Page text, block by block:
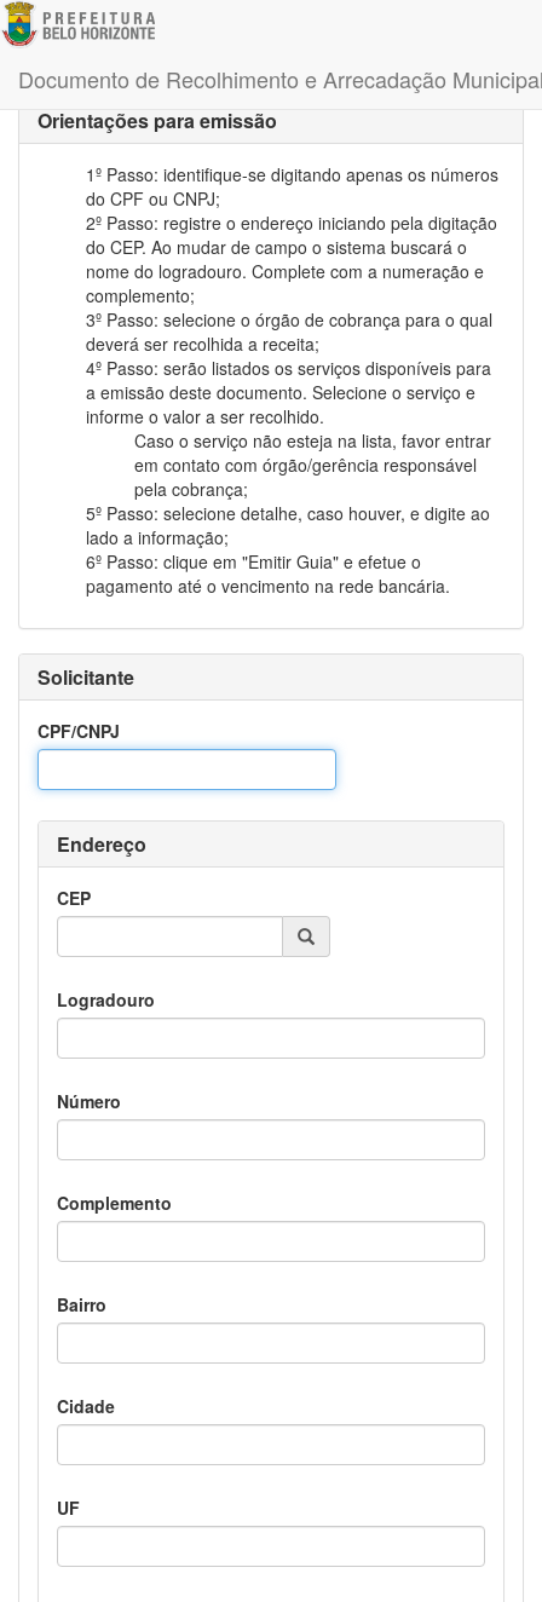
Documento de Recolhimento e Arrecadação
Orientações para emissão
1º Passo: identifique-se digitando apenas os números
do CPF ou CNPJ;
2º Passo: registre o endereço iniciando pela digitação
do CEP. Ao mudar de campo o sistema buscará o
nome do logradouro. Complete com a numeração e
complemento;
3º Passo: selecione o órgão de cobrança para o qual
deverá ser recolhida a receita;
4º Passo: serão listados os serviços disponíveis para
a emissão deste documento. Selecione o serviço e
informe o valor a ser recolhido.
Caso o serviço não esteja na lista, favor entrar
em contato com órgão/gerência responsável
pela cobrança;
5º Passo: selecione detalhe, caso houver, e digite ao
lado a informação;
6º Passo: clique em "Emitir Guia" e efetue o
pagamento até o vencimento na rede bancária.
Solicitante
CPF/CNPJ
Endereço
CEP
Logradouro
Número
Complemento
Bairro
Cidade
UF